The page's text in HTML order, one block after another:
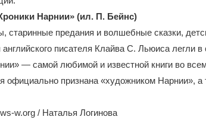
Нарнии» (ил. П. Бейнс)
старинные предания и волшебные сказки,
писателя Клайва С. Льюиса легли в
— самой любимой и известной книги во
официально признана «художником Нарнии»,
w.org / Наталья Логинова